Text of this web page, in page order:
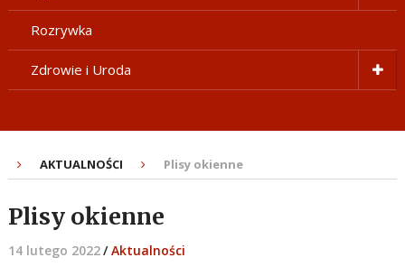
Rozrywka
Zdrowie i Uroda
AKTUALNOŚCI Plisy okienne
Plisy okienne
14 lutego 2022/ Aktualności